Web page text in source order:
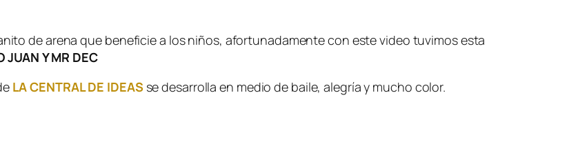
de arena que beneficie a los niños, afortunadamente con este video tuvimos esta
JUAN Y MR DEC
LA CENTRAL DE IDEASse desarrolla en medio de baile, alegría y mucho color.